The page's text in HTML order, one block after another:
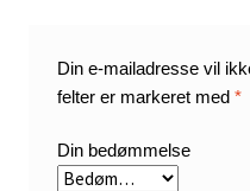
Din e-mailadresse vil
felter er markeret med*
Din bedømmelse